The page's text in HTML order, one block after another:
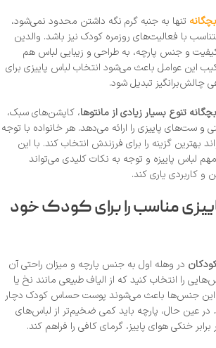
تنها به جنبه گرم نگه داشتن محدود نمی‌شود،
با فعالیت‌های روزمره کودک نیز باشد. والدین
و جنس پارچه، به طراحی و زیبایی لباس هم
این عوامل باعث می‌شود انتخاب لباس پاییزی برای
چالش‌برانگیز تبدیل شود.
تنوع بسیار زیادی از مانتوها، کاپشن‌های سبک،
و ست‌های پاییزی را ارائه می‌دهد. هر خانواده با توجه
بهترین گزینه را برای فرزندش انتخاب کند. با این
لباس پاییزه و توجه به نکات کلیدی می‌تواند
و کاربردی یاری کند.
مناسب را برای کودک خود
در وهله اول به جنس پارچه و میزان راحتی آن
را انتخاب کنید که از الیاف طبیعی مانند نخ یا
این جنس‌ها باعث می‌شوند پوست حساس کودک دچار
در عین حال، پارچه باید کمی ضخیم‌تر از لباس‌های
برابر خنکی هوای پاییز، گرمای کافی را فراهم کند.